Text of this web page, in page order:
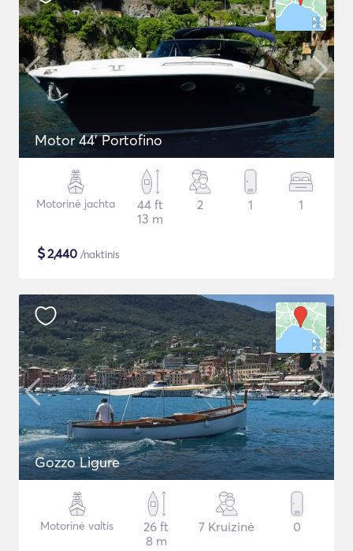
Motor 44' Portofino
Motorinė jachta
44 ft
13 m
2 1 1
$2,440 /naktinis
Gozzo Ligure
Motorinė valtis
26 ft
8 m
7 Kruizinė 0